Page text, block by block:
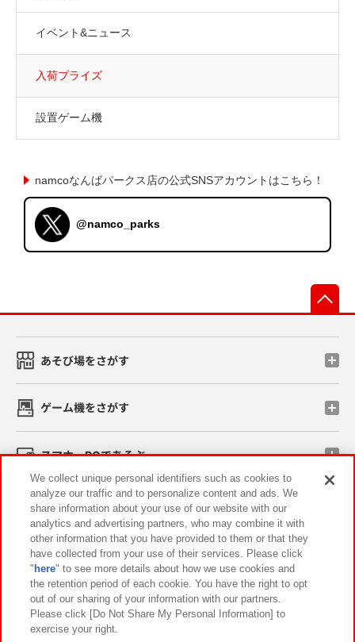
イベント&ニュース
入荷プライズ
設置ゲーム機
namcoなんばパークス店の公式SNSアカウントはこちら！
@namco_parks
あそび場をさがす
ゲーム機をさがす
スマホ・PCであそぶ
イベント・キャンペーン
関連会社 サステナビリティ サイトポリシー
プライバシーポリシー ウェブアクセシビリティ方針と検証結果
お取引先さまとともに
We collect unique personal identifiers such as cookies to
analyze our traffic and to personalize content and ads. We
share information about your use of our website with our
analytics and advertising partners, who may combine it with
other information that you have provided to them or that they
have collected from your use of their services. Please click
" here" to see more details about how we use cookies and
the retention period of each cookie. You have the right to opt
out of our sharing of your information with our partners.
Please click [Do Not Share My Personal Information] to
exercise your right.